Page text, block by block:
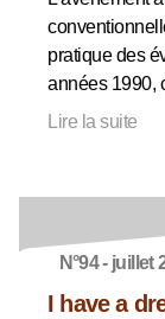
pratique des
années 1990,
Lire la suite
N°94 - juillet
I have a